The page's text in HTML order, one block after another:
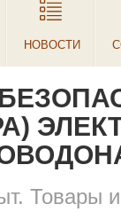
НОВОСТИ
Товары и